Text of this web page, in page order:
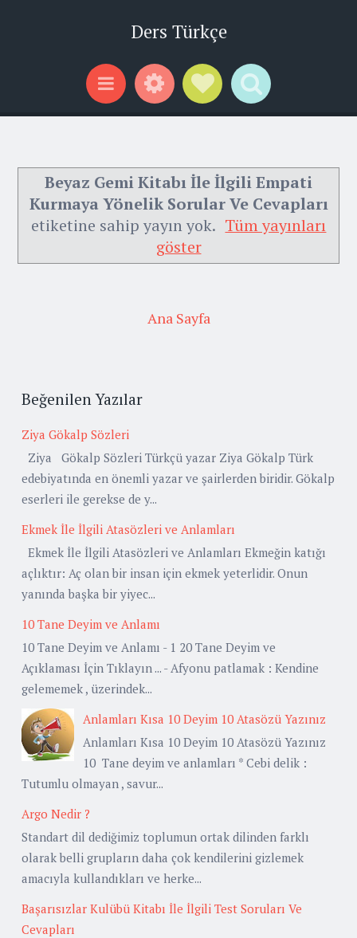
Ders Türkçe
Menu WidgetsSocial Links
Search
Beyaz Gemi Kitabı İle İlgili Empati
Kurmaya Yönelik Sorular Ve Cevapları
etiketine sahip yayın yok. Tüm yayınları
göster
Ana Sayfa
Beğenilen Yazılar
Ziya Gökalp Sözleri
Ziya Gökalp Sözleri Türkçü yazar Ziya Gökalp Türk
edebiyatında en önemli yazar ve şairlerden biridir. Gökalp
eserleri ile gerekse de y...
Ekmek İle İlgili Atasözleri ve Anlamları
Ekmek İle İlgili Atasözleri ve Anlamları Ekmeğin katığı
açlıktır: Aç olan bir insan için ekmek yeterlidir. Onun
yanında başka bir yiyec...
10 Tane Deyim ve Anlamı
10 Tane Deyim ve Anlamı - 1 20 Tane Deyim ve
Açıklaması İçin Tıklayın ... - Afyonu patlamak : Kendine
gelememek , üzerindek...
Anlamları Kısa 10 Deyim 10 Atasözü Yazınız
Anlamları Kısa 10 Deyim 10 Atasözü Yazınız
10 Tane deyim ve anlamları * Cebi delik :
Tutumlu olmayan , savur...
Argo Nedir ?
Standart dil dediğimiz toplumun ortak dilinden farklı
olarak belli grupların daha çok kendilerini gizlemek
amacıyla kullandıkları ve herke...
Başarısızlar Kulübü Kitabı İle İlgili Test Soruları Ve
Cevapları